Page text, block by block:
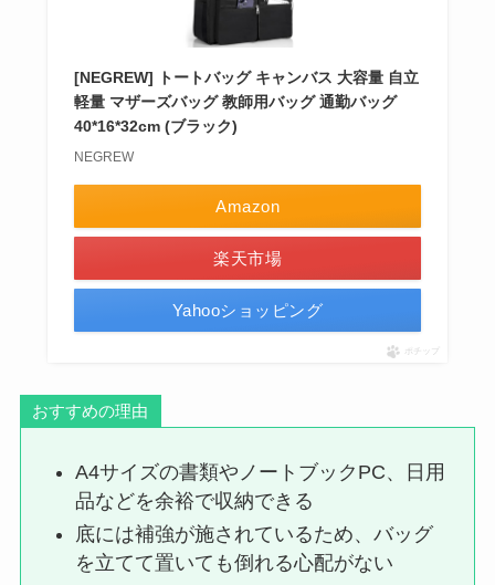
[NEGREW] トートバッグ キャンバス 大容量 自立
軽量 マザーズバッグ 教師用バッグ 通勤バッグ
40*16*32cm (ブラック)
NEGREW
Amazon
楽天市場
Yahooショッピング
ポチップ
おすすめの理由
A4サイズの書類やノートブックPC、日用
品などを余裕で収納できる
底には補強が施されているため、バッグ
を立てて置いても倒れる心配がない